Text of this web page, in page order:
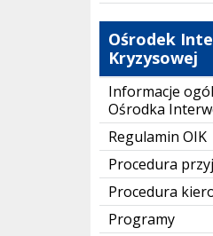
Ośrodek
Kryzysowej
Informacje
Ośrodka
Regulamin OIK
Procedura
Procedura
Programy